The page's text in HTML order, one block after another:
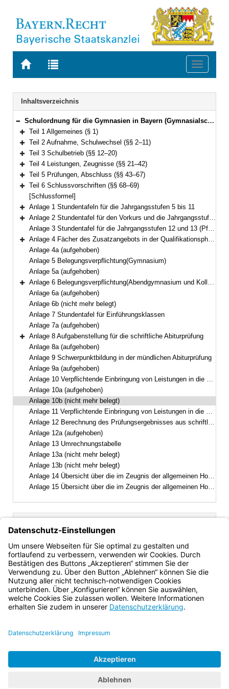
Zur
BAYERN.RECHT
Zur
letzten
Suche
Toggle
Navigation
Inhaltsverzeichnis
Bereich reduzieren
Schulordnung für die Gymnasien in Bayern (Gymnasialschulordnung – GSO) Vom 23. Januar 2007 (GVBl. S. 68) BayRS 2235-1-1-1-K (§§ 1–69)
Bereich erweitern
Teil 1 Allgemeines (§ 1)
Bereich erweitern
Teil 2 Aufnahme, Schulwechsel (§§ 2–11)
Bereich erweitern
Teil 3 Schulbetrieb (§§ 12–20)
Bereich erweitern
Teil 4 Leistungen, Zeugnisse (§§ 21–42)
Bereich erweitern
Teil 5 Prüfungen, Abschluss (§§ 43–67)
Bereich erweitern
Teil 6 Schlussvorschriften (§§ 68–69)
[Schlussformel]
Bereich erweitern
Anlage 1 Stundentafeln für die Jahrgangsstufen 5 bis 11
Bereich erweitern
Anlage 2 Stundentafel für den Vorkurs und die Jahrgangsstufe I
Anlage 3 Stundentafel für die Jahrgangsstufen 12 und 13 (Pflicht- und Wahlpflichtbereich)
Bereich erweitern
Anlage 4 Fächer des Zusatzangebots in der Qualifikationsphase
Anlage 4a (aufgehoben)
Anlage 5 Belegungsverpflichtung(Gymnasium)
Anlage 5a (aufgehoben)
Bereich erweitern
Anlage 6 Belegungsverpflichtung(Abendgymnasium und Kolleg)
Anlage 6a (aufgehoben)
Anlage 6b (nicht mehr belegt)
Anlage 7 Stundentafel für Einführungsklassen
Anlage 7a (aufgehoben)
Bereich erweitern
Anlage 8 Aufgabenstellung für die schriftliche Abiturprüfung
Anlage 8a (aufgehoben)
Anlage 9 Schwerpunktbildung in der mündlichen Abiturprüfung
Anlage 9a (aufgehoben)
Anlage 10 Verpflichtende Einbringung von Leistungen in die Gesamtqualifikation(Gymnasium und Kolleg)
Anlage 10a (aufgehoben)
Anlage 10b (nicht mehr belegt)
Anlage 11 Verpflichtende Einbringung von Leistungen in die Gesamtqualifikation(Abendgymnasium)
Anlage 12 Berechnung des Prüfungsergebnisses aus schriftlicher Prüfung und mündlicher Zusatzprüfung
Anlage 12a (aufgehoben)
Anlage 13 Umrechnungstabelle
Anlage 13a (nicht mehr belegt)
Anlage 13b (nicht mehr belegt)
Anlage 14 Übersicht über die im Zeugnis der allgemeinen Hochschulreife für andere Bewerberinnen und Bewerber erreichbare Höchstzahl von Punkten
Anlage 15 Übersicht über die im Zeugnis der allgemeinen Hochschulreife für andere Bewerberinnen und Bewerber für Schülerinnen und Schüler staatlich genehmigter Ersatzschulen erreichbare Höchstzahl von Punkten, wenn von der Ersetzungsmöglichkeit nach § 64 Abs. 2 Gebrauch gemacht wird
Inhalt
Text gilt ab: 01.08.2026
Anlage 10b (nicht mehr belegt)
Bayern.de
BayernPortal
Impressum